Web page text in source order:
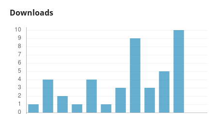
Downloads